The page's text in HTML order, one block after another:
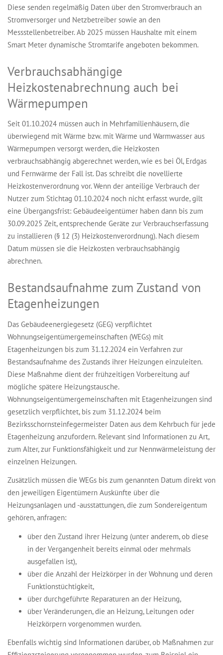
Diese senden regelmäßig Daten über den Stromverbrauch an
Stromversorger und Netzbetreiber sowie an den
Messstellenbetreiber. Ab 2025 müssen Haushalte mit einem
Smart Meter dynamische Stromtarife angeboten bekommen.
Verbrauchsabhängige
Heizkostenabrechnung auch bei
Wärmepumpen
Seit 01.10.2024 müssen auch in Mehrfamilienhäusern, die
überwiegend mit Wärme bzw. mit Wärme und Warmwasser aus
Wärmepumpen versorgt werden, die Heizkosten
verbrauchsabhängig abgerechnet werden, wie es bei Öl, Erdgas
und Fernwärme der Fall ist. Das schreibt die novellierte
Heizkostenverordnung vor. Wenn der anteilige Verbrauch der
Nutzer zum Stichtag 01.10.2024 noch nicht erfasst wurde, gilt
eine Übergangsfrist: Gebäudeeigentümer haben dann bis zum
30.09.2025 Zeit, entsprechende Geräte zur Verbrauchserfassung
zu installieren (§ 12 (3) Heizkostenverordnung).​ Nach diesem
Datum müssen sie die Heizkosten verbrauchsabhängig
abrechnen.
Bestandsaufnahme zum Zustand von
Etagenheizungen
Das Gebäudeenergiegesetz (GEG) verpflichtet
Wohnungseigentümergemeinschaften (WEGs) mit
Etagenheizungen bis zum 31.12.2024 ein Verfahren zur
Bestandsaufnahme des Zustands ihrer Heizungen einzuleiten.
Diese Maßnahme dient der frühzeitigen Vorbereitung auf
mögliche spätere Heizungstausche.
Wohnungseigentümergemeinschaften mit Etagenheizungen sind
gesetzlich verpflichtet, bis zum 31.12.2024 beim
Bezirksschornsteinfegermeister Daten aus dem Kehrbuch für jede
Etagenheizung anzufordern. Relevant sind Informationen zu Art,
zum Alter, zur Funktionsfähigkeit und zur Nennwärmeleistung der
einzelnen Heizungen.
Zusätzlich müssen die WEGs bis zum genannten Datum direkt von
den jeweiligen Eigentümern Auskünfte über die
Heizungsanlagen und -ausstattungen, die zum Sondereigentum
gehören, anfragen:
über den Zustand ihrer Heizung (unter anderem, ob diese
in der Vergangenheit bereits einmal oder mehrmals
ausgefallen ist),
über die Anzahl der Heizkörper in der Wohnung und deren
Funktionstüchtigkeit,
über durchgeführte Reparaturen an der Heizung,
über Veränderungen, die an Heizung, Leitungen oder
Heizkörpern vorgenommen wurden.
Ebenfalls wichtig sind Informationen darüber, ob Maßnahmen zur